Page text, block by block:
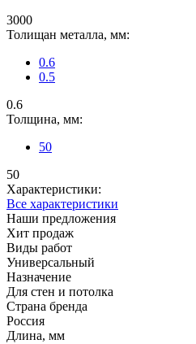
3000
Толищан металла, мм:
0.6
0.5
0.6
Толщина, мм:
50
50
Характеристики:
Все характеристики
Наши предложения
Хит продаж
Виды работ
Универсальный
Назначение
Для стен и потолка
Страна бренда
Россия
Длина, мм